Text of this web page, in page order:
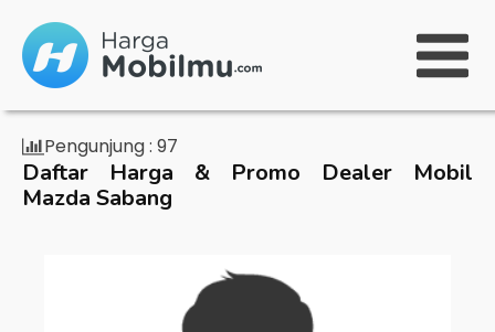
Pengunjung : 97
Daftar Harga & Promo Dealer Mobil
Mazda Sabang